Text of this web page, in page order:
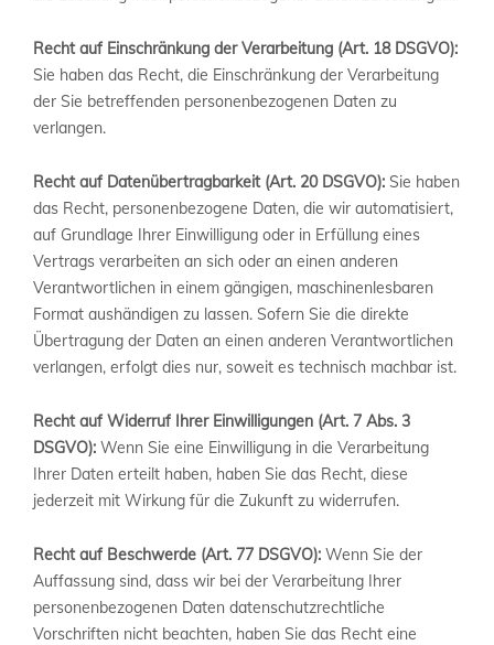
Recht auf Einschränkung der Verarbeitung (Art. 18 DSGVO):
Sie haben das Recht, die Einschränkung der Verarbeitung
der Sie betreffenden personenbezogenen Daten zu
verlangen.
Recht auf Datenübertragbarkeit (Art. 20 DSGVO): Sie haben
das Recht, personenbezogene Daten, die wir automatisiert,
auf Grundlage Ihrer Einwilligung oder in Erfüllung eines
Vertrags verarbeiten an sich oder an einen anderen
Verantwortlichen in einem gängigen, maschinenlesbaren
Format aushändigen zu lassen. Sofern Sie die direkte
Übertragung der Daten an einen anderen Verantwortlichen
verlangen, erfolgt dies nur, soweit es technisch machbar ist.
Recht auf Widerruf Ihrer Einwilligungen (Art. 7 Abs. 3
DSGVO): Wenn Sie eine Einwilligung in die Verarbeitung
Ihrer Daten erteilt haben, haben Sie das Recht, diese
jederzeit mit Wirkung für die Zukunft zu widerrufen.
Recht auf Beschwerde (Art. 77 DSGVO): Wenn Sie der
Auffassung sind, dass wir bei der Verarbeitung Ihrer
personenbezogenen Daten datenschutzrechtliche
Vorschriften nicht beachten, haben Sie das Recht eine